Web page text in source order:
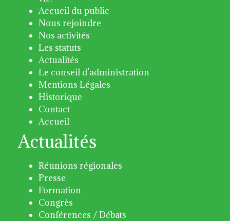
Accueil du public
Nous rejoindre
Nos activités
Les statuts
Actualités
Le conseil d’administration
Mentions Légales
Historique
Contact
Accueil
Actualités
Réunions régionales
Presse
Formation
Congrès
Conférences / Débats